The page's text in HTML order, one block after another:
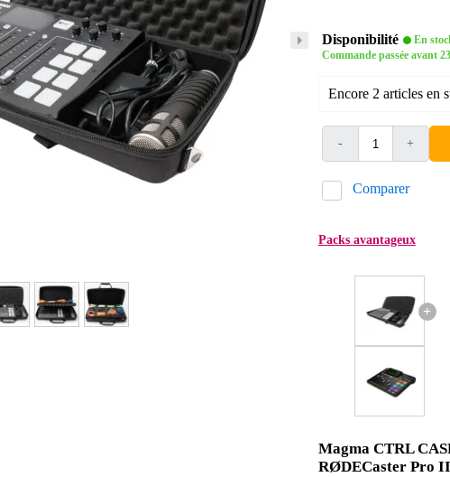
Disponibilité
En
Commande passée avant
Encore 2 articles en
- +
Comparer
Packs avantageux
+
Magma CTRL
RØDECaster Pro II